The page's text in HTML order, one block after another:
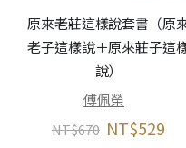
原來老莊這樣說套書（原
老子這樣說＋原來莊子這
說）
傅佩榮
NT$670 NT$529